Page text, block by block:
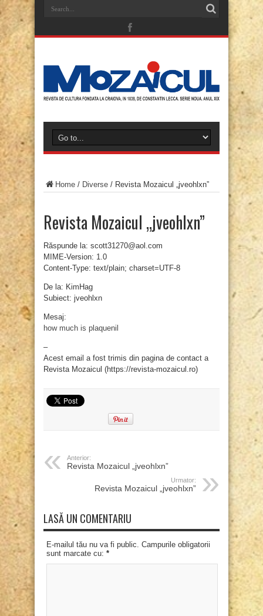
Home / Diverse / Revista Mozaicul „jveohlxn”
Revista Mozaicul „jveohlxn”
Răspunde la: scott31270@aol.com
MIME-Version: 1.0
Content-Type: text/plain; charset=UTF-8
De la: KimHag
Subiect: jveohlxn
Mesaj:
how much is plaquenil
–
Acest email a fost trimis din pagina de contact a
Revista Mozaicul (https://revista-mozaicul.ro)
Anterior:
Revista Mozaicul „jveohlxn”
Urmator:
Revista Mozaicul „jveohlxn”
LASĂ UN COMENTARIU
E-mailul tău nu va fi public. Campurile obligatorii
sunt marcate cu: *